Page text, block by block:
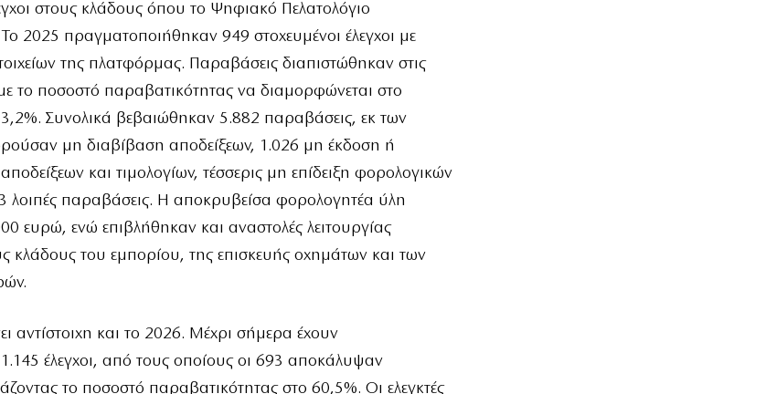
στους κλάδους όπου το Ψηφιακό Πελατολόγιο
2025 πραγματοποιήθηκαν 949 στοχευμένοι έλεγχοι με
της πλατφόρμας. Παραβάσεις διαπιστώθηκαν στις
το ποσοστό παραβατικότητας να διαμορφώνεται στο
Συνολικά βεβαιώθηκαν 5.882 παραβάσεις, εκ των
μη διαβίβαση αποδείξεων, 1.026 μη έκδοση ή
και τιμολογίων, τέσσερις μη επίδειξη φορολογικών
λοιπές παραβάσεις. Η αποκρυβείσα φορολογητέα ύλη
ευρώ, ενώ επιβλήθηκαν και αναστολές λειτουργίας
κλάδους του εμπορίου, της επισκευής οχημάτων και των
αντίστοιχη και το 2026. Μέχρι σήμερα έχουν
έλεγχοι, από τους οποίους οι 693 αποκάλυψαν
το ποσοστό παραβατικότητας στο 60,5%. Οι ελεγκτές